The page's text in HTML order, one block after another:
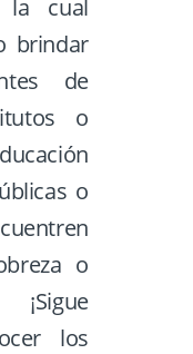
la cual
brindar
de
o
o
o
los